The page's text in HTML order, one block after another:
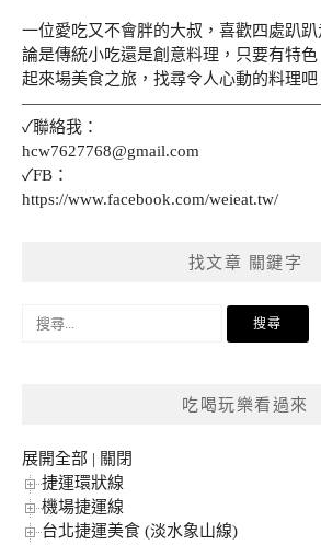
一位愛吃又不會胖的大叔，喜歡四處趴
論是傳統小吃還是創意料理，只要有特
起來場美食之旅，找尋令人心動的料理吧
✓聯絡我：
hcw7627768@gmail.com
✓FB：
https://www.facebook.com/weieat.tw/
找文章 關鍵字
搜
吃喝玩樂看過來
展開全部 | 關閉
捷運環狀線
機場捷運線
台北捷運美食 (淡水象山線)